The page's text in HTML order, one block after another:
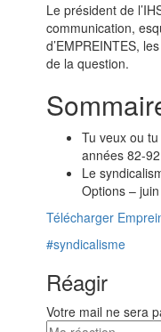
Le président de
communication,
d’EMPREINTES,
de la question.
Tu veux ou
années 82-92
Le
Options –
Télécharger
#syndicalisme
Réagir
Votre mail ne sera